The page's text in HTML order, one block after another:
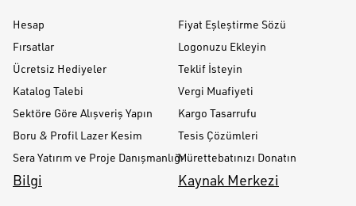
Hesap
Fırsatlar
Ücretsiz Hediyeler
Katalog Talebi
Sektöre Göre Alışveriş Yapın
Boru & Profil Lazer Kesim
Sera Yatırım ve Proje Danışmanlığı
Fiyat Eşleştirme Sözü
Logonuzu Ekleyin
Teklif İsteyin
Vergi Muafiyeti
Kargo Tasarrufu
Tesis Çözümleri
Mürettebatınızı Donatın
Bilgi Kaynak Merkezi